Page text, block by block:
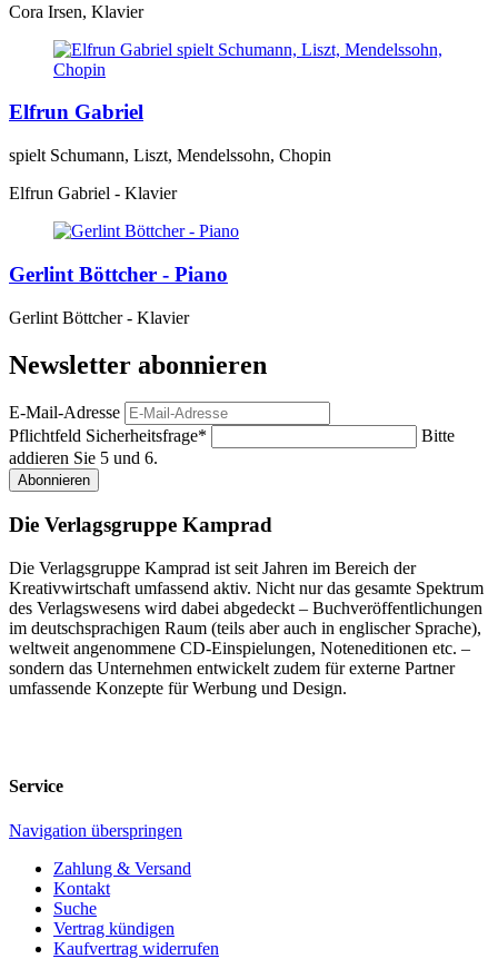
Cora Irsen, Klavier
Elfrun Gabriel
spielt Schumann, Liszt, Mendelssohn, Chopin
Elfrun Gabriel - Klavier
Gerlint Böttcher - Piano
Gerlint Böttcher - Klavier
Newsletter abonnieren
E-Mail-Adresse
Pflichtfeld Sicherheitsfrage*
Bitte
addieren Sie 5 und 6.
Abonnieren
Die Verlagsgruppe Kamprad
Die Verlagsgruppe Kamprad ist seit Jahren im Bereich der
Kreativwirtschaft umfassend aktiv. Nicht nur das gesamte Spektrum
des Verlagswesens wird dabei abgedeckt – Buchveröffentlichungen
im deutschsprachigen Raum (teils aber auch in englischer Sprache),
weltweit angenommene CD-Einspielungen, Noteneditionen etc. –
sondern das Unternehmen entwickelt zudem für externe Partner
umfassende Konzepte für Werbung und Design.
Service
Navigation überspringen
Zahlung & Versand
Kontakt
Suche
Vertrag kündigen
Kaufvertrag widerrufen